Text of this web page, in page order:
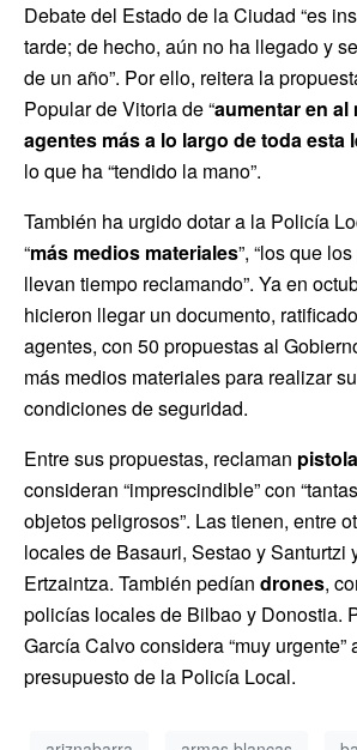
Debate del Estado de la Ciudad “es
tarde; de hecho, aún no ha llegado y
de un año”. Por ello, reitera la
Popular de Vitoria de “aumentar en al
agentes más a lo largo de toda esta
lo que ha “tendido la mano”.
También ha urgido dotar a la Policía
“más medios materiales”, “los que
llevan tiempo reclamando”. Ya en
hicieron llegar un documento,
agentes, con 50 propuestas al
más medios materiales para realizar
condiciones de seguridad.
Entre sus propuestas, reclaman
consideran “imprescindible” con
objetos peligrosos”. Las tienen, entre
locales de Basauri, Sestao y Santurtzi
Ertzaintza. También pedían drones,
policías locales de Bilbao y Donostia.
García Calvo considera “muy urgente”
presupuesto de la Policía Local.